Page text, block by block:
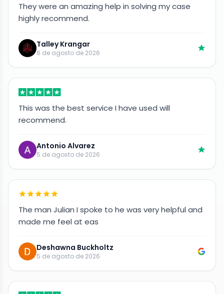
They were an amazing help in solving my case
highly recommend.
Talley Krangar
6 de agosto de 2026
This was the best service I have used will
recommend.
Antonio Alvarez
5 de agosto de 2026
The man Julian I spoke to he was very helpful and
made me feel at eas
Deshawna Buckholtz
5 de agosto de 2026